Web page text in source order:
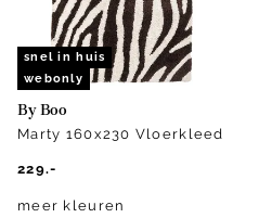
snel in huis
webonly
By Boo
Marty 160x230 Vloerkleed
229.-
meer kleuren